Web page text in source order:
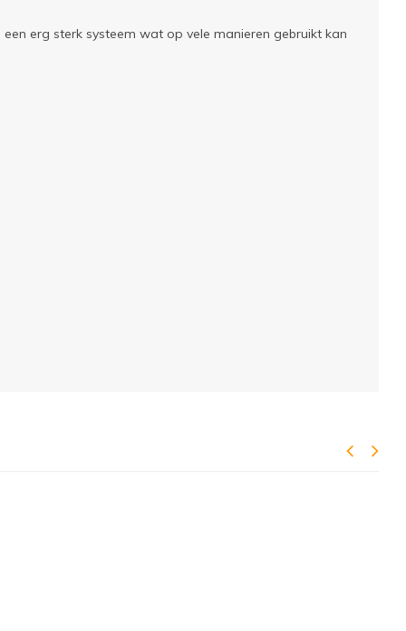
erg sterk systeem wat op vele manieren gebruikt kan